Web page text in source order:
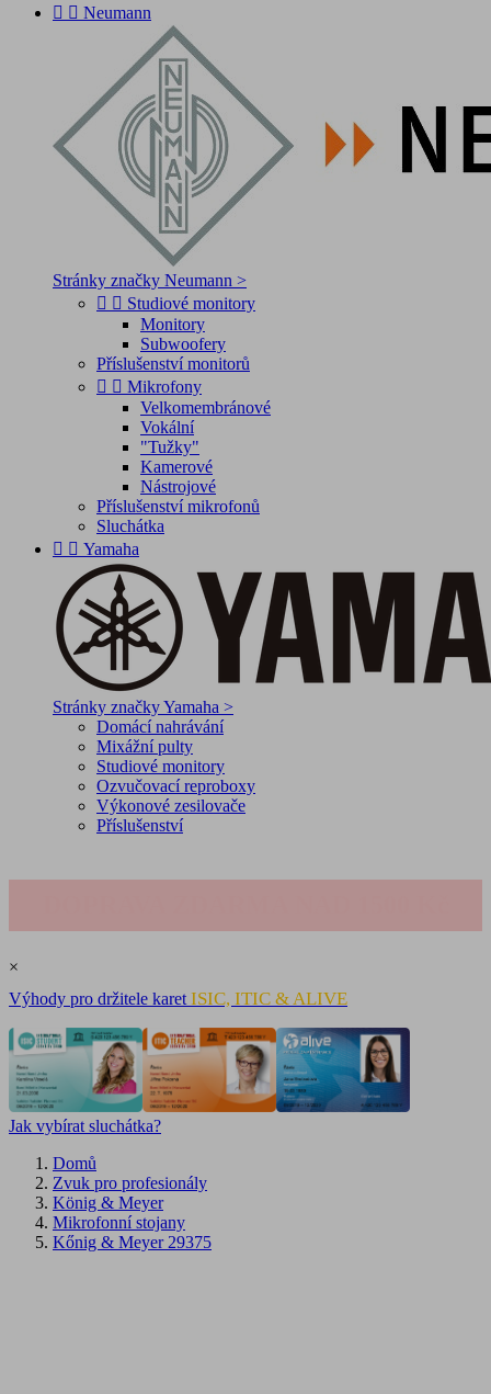
  Neumann
Stránky značky Neumann >
  Studiové monitory
Monitory
Subwoofery
Příslušenství monitorů
  Mikrofony
Velkomembránové
Vokální
"Tužky"
Kamerové
Nástrojové
Příslušenství mikrofonů
Sluchátka
  Yamaha
Stránky značky Yamaha >
Domácí nahrávání
Mixážní pulty
Studiové monitory
Ozvučovací reproboxy
Výkonové zesilovače
Příslušenství
×
Výhody pro držitele karet ISIC, ITIC & ALIVE
Jak vybírat sluchátka?
Domů
Zvuk pro profesionály
König & Meyer
Mikrofonní stojany
Kőnig & Meyer 29375